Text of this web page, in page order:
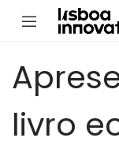
livro